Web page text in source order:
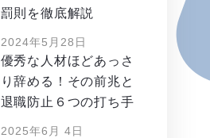
罰則を徹底解説
2024年5月28日
優秀な人材ほどあっさ
り辞める！その前兆と
退職防止６つの打ち手
2025年6月 4日